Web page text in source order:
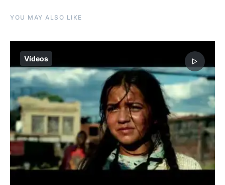
YOU MAY ALSO LIKE
Vídeos